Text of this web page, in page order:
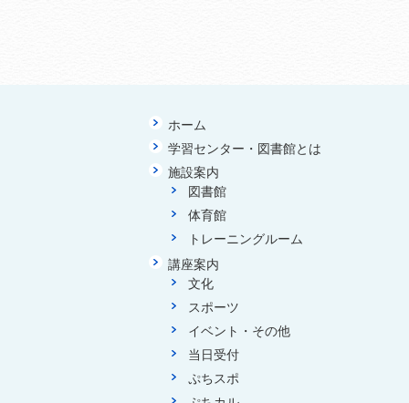
ホーム
学習センター・図書館とは
施設案内
図書館
体育館
トレーニングルーム
講座案内
文化
スポーツ
イベント・その他
当日受付
ぷちスポ